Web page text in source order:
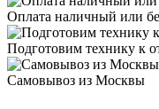
Оплата наличный или
Подготовим технику к
Самовывоз из Москвы